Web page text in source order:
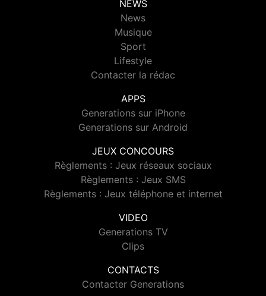
NEWS
News
Musique
Sport
Lifestyle
Contacter la rédac
APPS
Generations sur iPhone
Generations sur Android
JEUX CONCOURS
Règlements : Jeux réseaux sociaux
Règlements : Jeux SMS
Règlements : Jeux téléphone et internet
VIDEO
Generations TV
Clips
CONTACTS
Contacter Generations